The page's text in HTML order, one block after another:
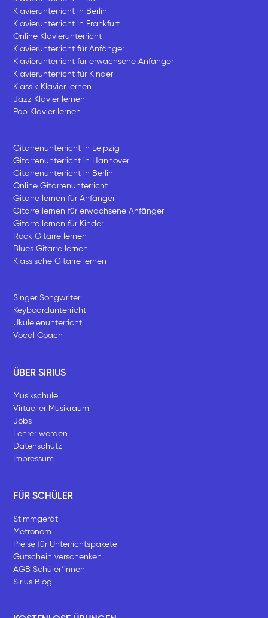
Klavierunterricht in Berlin
Klavierunterricht in Frankfurt
Online Klavierunterricht
Klavierunterricht für Anfänger
Klavierunterricht für erwachsene Anfänger
Klavierunterricht für Kinder
Klassik Klavier lernen
Jazz Klavier lernen
Pop Klavier lernen
Gitarrenunterricht in Leipzig
Gitarrenunterricht in Hannover
Gitarrenunterricht in Berlin
Online Gitarrenunterricht
Gitarre lernen für Anfänger
Gitarre lernen für erwachsene Anfänger
Gitarre lernen für Kinder
Rock Gitarre lernen
Blues Gitarre lernen
Klassische Gitarre lernen
Singer Songwriter
Keyboardunterricht
Ukulelenunterricht
Vocal Coach
ÜBER SIRIUS
Musikschule
Virtueller Musikraum
Jobs
Lehrer werden
Datenschutz
Impressum
FÜR SCHÜLER
Stimmgerät
Metronom
Preise für Unterrichtspakete
Gutschein verschenken
AGB Schüler*innen
Sirius Blog